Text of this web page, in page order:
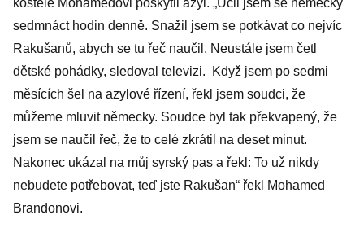
kostele Mohamedovi poskytli azyl. „Učil jsem se německy
sedmnáct hodin denně. Snažil jsem se potkávat co nejvíc
Rakušanů, abych se tu řeč naučil. Neustále jsem četl
dětské pohádky, sledoval televizi. Když jsem po sedmi
měsících šel na azylové řízení, řekl jsem soudci, že
můžeme mluvit německy. Soudce byl tak překvapený, že
jsem se naučil řeč, že to celé zkrátil na deset minut.
Nakonec ukázal na můj syrský pas a řekl: To už nikdy
nebudete potřebovat, teď jste Rakušan“ řekl Mohamed
Brandonovi.